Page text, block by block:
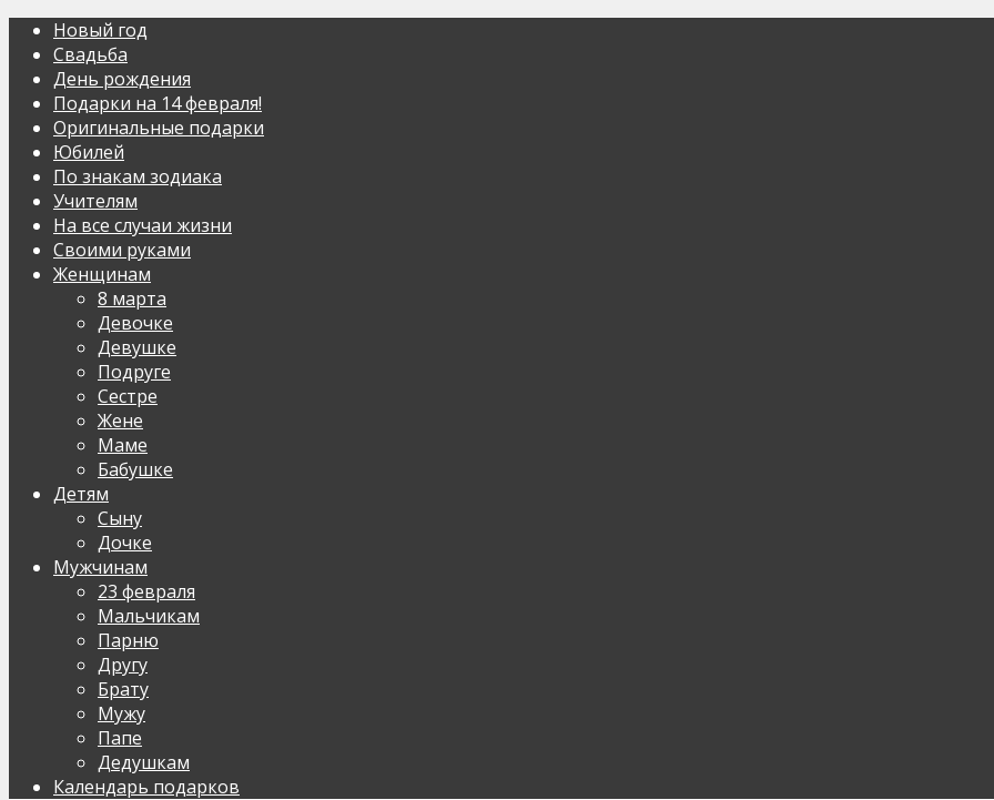
Новый год
Свадьба
День рождения
Подарки на 14 февраля!
Оригинальные подарки
Юбилей
По знакам зодиака
Учителям
На все случаи жизни
Своими руками
Женщинам
8 марта
Девочке
Девушке
Подруге
Сестре
Жене
Маме
Бабушке
Детям
Сыну
Дочке
Мужчинам
23 февраля
Мальчикам
Парню
Другу
Брату
Мужу
Папе
Дедушкам
Календарь подарков